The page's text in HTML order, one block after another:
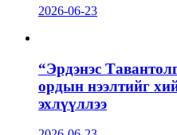
2026-06-23
“Эрдэнэс
ордын нээлтийг
эхлүүллээ